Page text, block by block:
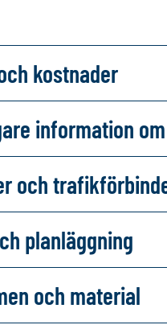
kostnader
information
och
planläggning
och material